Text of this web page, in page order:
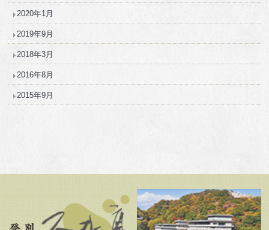
2020年1月
2019年9月
2018年3月
2016年8月
2015年9月